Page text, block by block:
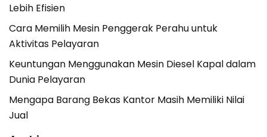
Lebih Efisien
Cara Memilih Mesin Penggerak Perahu untuk
Aktivitas Pelayaran
Keuntungan Menggunakan Mesin Diesel Kapal dalam
Dunia Pelayaran
Mengapa Barang Bekas Kantor Masih Memiliki Nilai
Jual